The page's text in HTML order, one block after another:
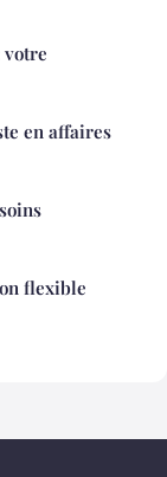
votre
en affaires
flexible